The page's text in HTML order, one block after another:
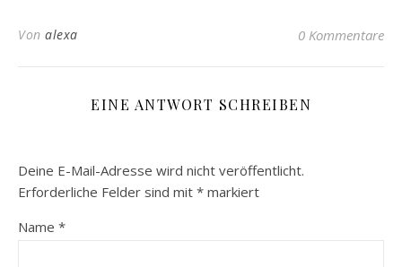
Von alexa 0 Kommentare
EINE ANTWORT SCHREIBEN
Deine E-Mail-Adresse wird nicht veröffentlicht.
Erforderliche Felder sind mit * markiert
Name *